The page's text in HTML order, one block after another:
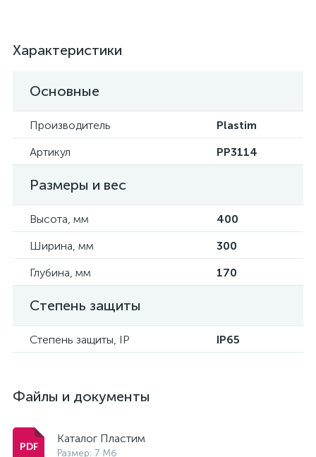
Характеристики
Основные
Производитель
Plastim
Артикул
PP3114
Размеры и вес
Высота, мм
400
Ширина, мм
300
Глубина, мм
170
Степень защиты
Степень защиты, IP IP65
Файлы и документы
Каталог Пластим
Размер: 7 Мб